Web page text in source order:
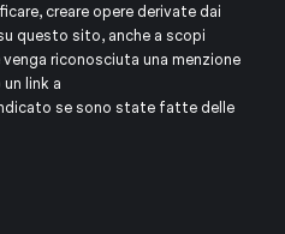
creare opere derivate dai
questo sito, anche a scopi
riconosciuta una menzione
link a
se sono state fatte delle